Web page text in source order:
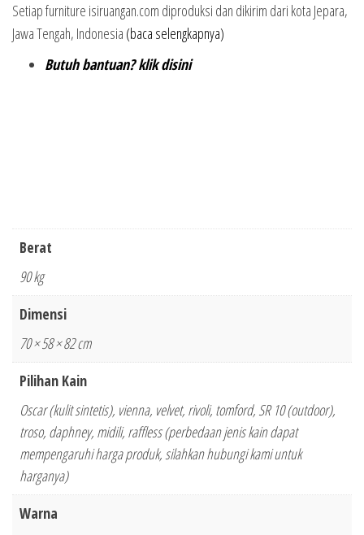
Setiap furniture isiruangan.com diproduksi dan dikirim dari kota Jepara,
Jawa Tengah, Indonesia (baca selengkapnya)
Butuh bantuan? klik disini
Berat
90 kg
Dimensi
70 × 58 × 82 cm
Pilihan Kain
Oscar (kulit sintetis), vienna, velvet, rivoli, tomford, SR 10 (outdoor),
troso, daphney, midili, raffless (perbedaan jenis kain dapat
mempengaruhi harga produk, silahkan hubungi kami untuk
harganya)
Warna